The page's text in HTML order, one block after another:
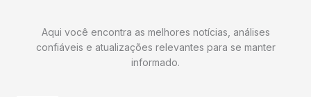
Aqui você encontra as melhores notícias, análises
confiáveis e atualizações relevantes para se manter
informado.